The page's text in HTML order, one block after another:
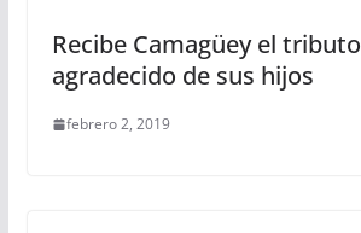
Recibe Camagüey el tributo
agradecido de sus hijos
febrero 2, 2019